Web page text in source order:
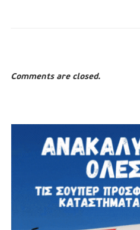
Comments are closed.